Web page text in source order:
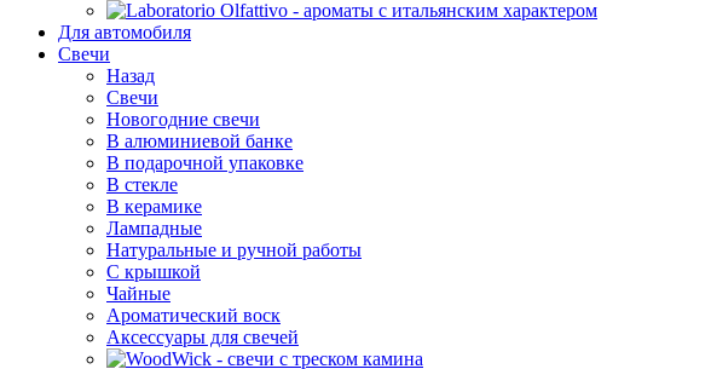
Для автомобиля
Свечи
Назад
Свечи
Новогодние свечи
В алюминиевой банке
В подарочной упаковке
В стекле
В керамике
Лампадные
Натуральные и ручной работы
С крышкой
Чайные
Ароматический воск
Аксессуары для свечей